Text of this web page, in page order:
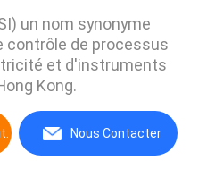
un nom synonyme
de processus
et d'instruments
Kong.
Nous Contacter